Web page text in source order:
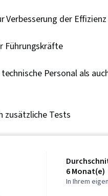
Vermögens,
Verbesserung der Effizienz
Führungskräfte
Personal als
zusätzliche Tests
6 Monat(e)
In Ihrem